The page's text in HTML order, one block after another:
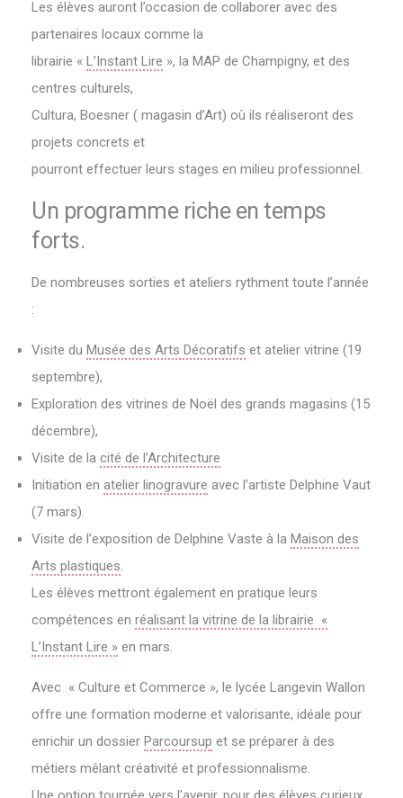
Les élèves auront l’occasion de collaborer avec des
partenaires locaux comme la
librairie « L’Instant Lire », la MAP de Champigny, et des
centres culturels,
Cultura, Boesner ( magasin d’Art) où ils réaliseront des
projets concrets et
pourront effectuer leurs stages en milieu professionnel.
Un programme riche en temps
forts.
De nombreuses sorties et ateliers rythment toute l’année
:
Visite du Musée des Arts Décoratifs et atelier vitrine (19
septembre),
Exploration des vitrines de Noël des grands magasins (15
décembre),
Visite de la cité de l’Architecture
Initiation en atelier linogravure avec l’artiste Delphine Vaut
(7 mars).
Visite de l’exposition de Delphine Vaste à la Maison des
Arts plastiques.
Les élèves mettront également en pratique leurs
compétences en réalisant la vitrine de la librairie «
L’Instant Lire » en mars.
Avec « Culture et Commerce », le lycée Langevin Wallon
offre une formation moderne et valorisante, idéale pour
enrichir un dossier Parcoursup et se préparer à des
métiers mêlant créativité et professionnalisme.